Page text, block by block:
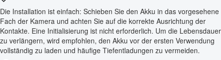
Die Installation ist einfach: Schieben Sie den Akku in das vorgesehene
Fach der Kamera und achten Sie auf die korrekte Ausrichtung der
Kontakte. Eine Initialisierung ist nicht erforderlich. Um die Lebensdauer
zu verlängern, wird empfohlen, den Akku vor der ersten Verwendung
vollständig zu laden und häufige Tiefentladungen zu vermeiden.